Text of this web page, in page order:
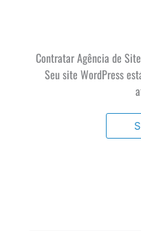
Contratar Agência de
Seu site WordPress